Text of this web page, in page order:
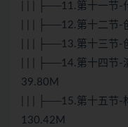
| | | ├──11.第十一节-
| | | ├──12.第十二节-
| | | ├──13.第十三节-
| | | ├──14.第十四节-
39.80M
| | | ├──15.第十五节-
130.42M